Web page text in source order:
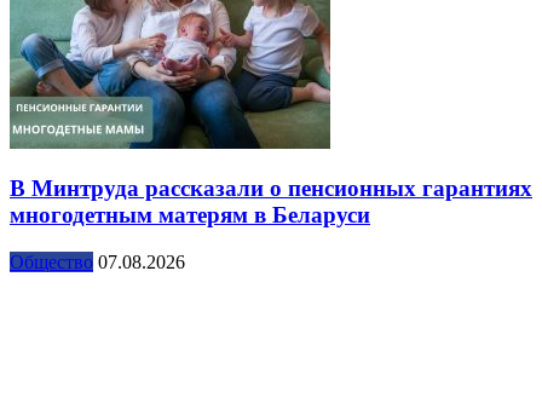
В Минтруда рассказали о пенсионных гарантиях
многодетным матерям в Беларуси
Общество 07.08.2026